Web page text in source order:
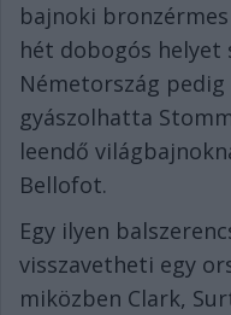
bajnoki
hét dobogós helyet
Németország pedig
gyászolhatta
leendő
Bellofot.
Egy ilyen
visszavetheti egy
miközben Clark,